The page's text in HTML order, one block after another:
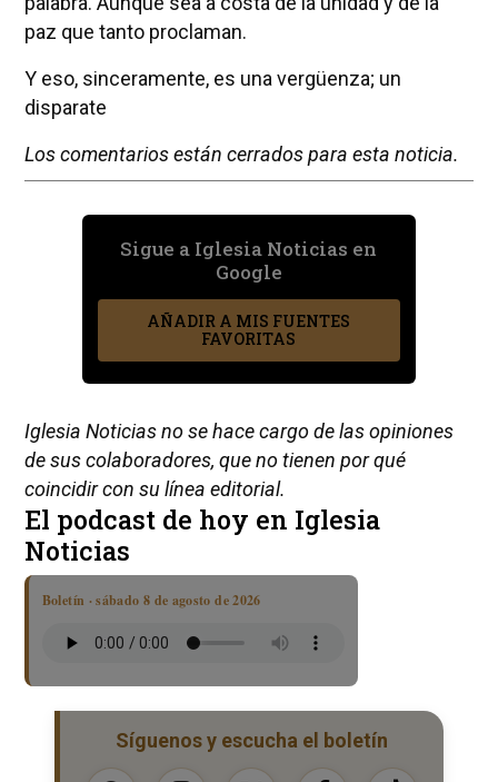
paz que tanto proclaman.
Y eso, sinceramente, es una vergüenza; un
disparate
Los comentarios están cerrados para esta noticia.
Sigue a Iglesia Noticias en
Google
AÑADIR A MIS FUENTES
FAVORITAS
Iglesia Noticias no se hace cargo de las opiniones
de sus colaboradores, que no tienen por qué
coincidir con su línea editorial.
El podcast de hoy en Iglesia
Noticias
Boletín · sábado 8 de agosto de 2026
Síguenos y escucha el boletín